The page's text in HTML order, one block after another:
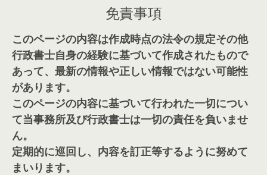
免責事項
このページの内容は作成時点の法令の規定その他
行政書士自身の経験に基づいて作成されたもので
あって、最新の情報や正しい情報ではない可能性
があります。
このページの内容に基づいて行われた一切につい
て当事務所及び行政書士は一切の責任を負いませ
ん。
定期的に巡回し、内容を訂正等するように努めて
まいります。